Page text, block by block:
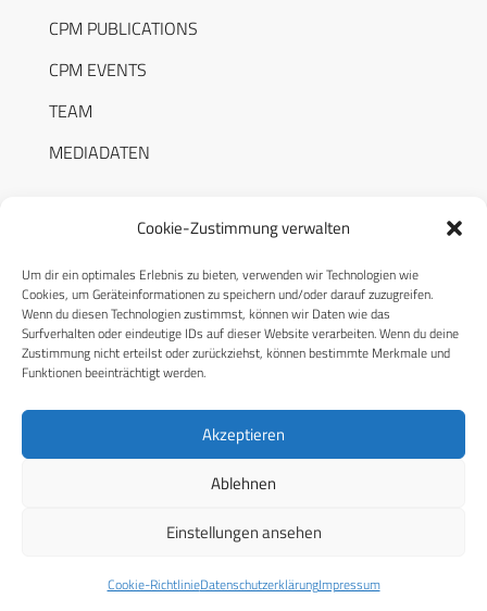
Cookie-Zustimmung verwalten
Um dir ein optimales Erlebnis zu bieten, verwenden wir Technologien wie
Cookies, um Geräteinformationen zu speichern und/oder darauf zuzugreifen.
Wenn du diesen Technologien zustimmst, können wir Daten wie das
Surfverhalten oder eindeutige IDs auf dieser Website verarbeiten. Wenn du deine
Zustimmung nicht erteilst oder zurückziehst, können bestimmte Merkmale und
Funktionen beeinträchtigt werden.
Akzeptieren
Ablehnen
Einstellungen ansehen
Cookie-RichtlinieDatenschutzerklärungImpressum
CPM PUBLICATIONS
CPM EVENTS
TEAM
MEDIADATEN
RECHTLICHES
Datenschutzerklärung
Cookie-Richtlinie (EU)
© 2026 CPM GmbH – Alle Rechte vorbehalten